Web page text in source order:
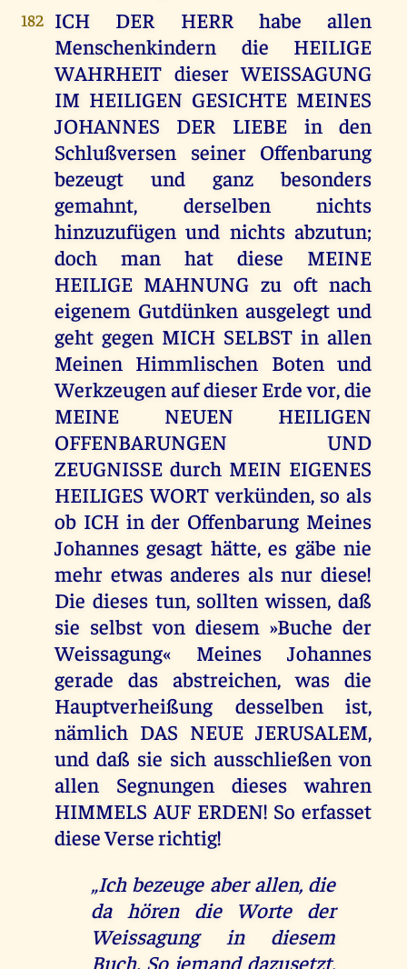
182 ICH DER HERR habe allen
Menschenkindern die HEILIGE
WAHRHEIT dieser WEISSAGUNG
IM HEILIGEN GESICHTE MEINES
JOHANNES DER LIEBE in den
Schlußversen seiner Offenbarung
bezeugt und ganz besonders
gemahnt, derselben nichts
hinzuzufügen und nichts abzutun;
doch man hat diese MEINE
HEILIGE MAHNUNG zu oft nach
eigenem Gutdünken ausgelegt und
geht gegen MICH SELBST in allen
Meinen Himmlischen Boten und
Werkzeugen auf dieser Erde vor, die
MEINE NEUEN HEILIGEN
OFFENBARUNGEN UND
ZEUGNISSE durch MEIN EIGENES
HEILIGES WORT verkünden, so als
ob ICH in der Offenbarung Meines
Johannes gesagt hätte, es gäbe nie
mehr etwas anderes als nur diese!
Die dieses tun, sollten wissen, daß
sie selbst von diesem »Buche der
Weissagung« Meines Johannes
gerade das abstreichen, was die
Hauptverheißung desselben ist,
nämlich DAS NEUE JERUSALEM,
und daß sie sich ausschließen von
allen Segnungen dieses wahren
HIMMELS AUF ERDEN! So erfasset
diese Verse richtig!
„Ich bezeuge aber allen, die
da hören die Worte der
Weissagung in diesem
Buch. So jemand dazusetzt,